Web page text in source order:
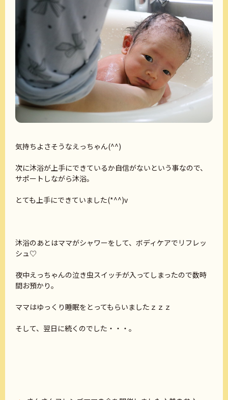
気持ちよさそうなえっちゃん(^^)
次に沐浴が上手にできているか自信がないという事なので、
サポートしながら沐浴。
とても上手にできていました(*^^)v
沐浴のあとはママがシャワーをして、ボディケアでリフレッ
シュ♡
夜中えっちゃんの泣き虫スイッチが入ってしまったので数時
間お預かり。
ママはゆっくり睡眠をとってもらいましたｚｚｚ
そして、翌日に続くのでした・・・。